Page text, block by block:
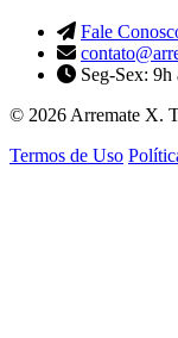
Fale
Seg-Sex: 9h
© 2026 Arremate X.
Termos de Uso